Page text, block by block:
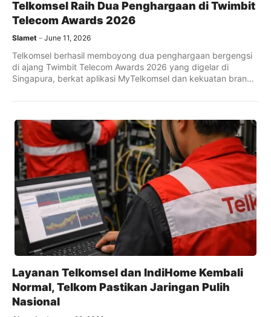
Telkomsel Raih Dua Penghargaan di Twimbit
Telecom Awards 2026
Slamet June 11, 2026
Telkomsel berhasil memboyong dua penghargaan bergengsi
di ajang Twimbit Telecom Awards 2026 yang digelar di
Singapura, berkat aplikasi MyTelkomsel dan kekuatan brand-
individu.
Layanan Telkomsel dan IndiHome Kembali
Normal, Telkom Pastikan Jaringan Pulih
Nasional